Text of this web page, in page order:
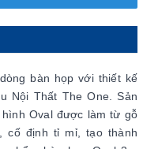
bàn họp với thiết kế
Nội Thất The One. Sản
Oval được làm từ gỗ
cố định tỉ mỉ, tạo thành